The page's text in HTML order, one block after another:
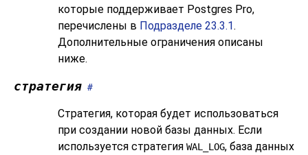
которые поддерживает Postgres Pro,
перечислены в Подразделе 23.3.1.
Дополнительные ограничения описаны
ниже.
стратегия #
Стратегия, которая будет использоваться
при создании новой базы данных. Если
используется стратегия WAL_LOG, база данных